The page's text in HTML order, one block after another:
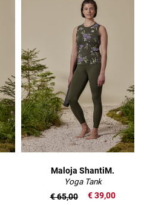
Maloja ShantiM.
Yoga Tank
€ 39,00
€ 65,00